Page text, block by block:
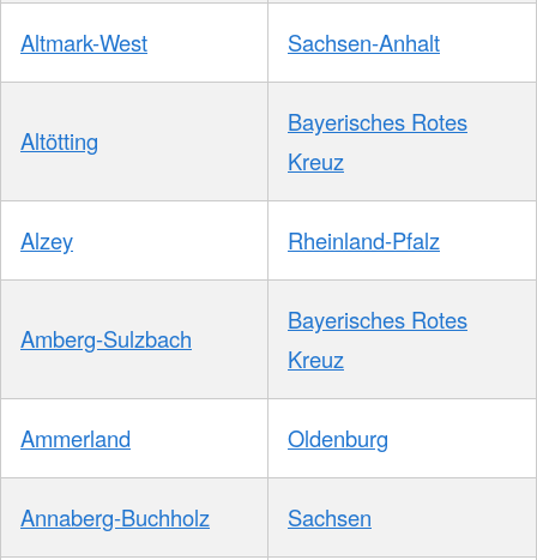
Altmark-West Sachsen-Anhalt
Altötting
Bayerisches Rotes
Kreuz
Alzey Rheinland-Pfalz
Amberg-Sulzbach
Bayerisches Rotes
Kreuz
Ammerland Oldenburg
Annaberg-Buchholz Sachsen